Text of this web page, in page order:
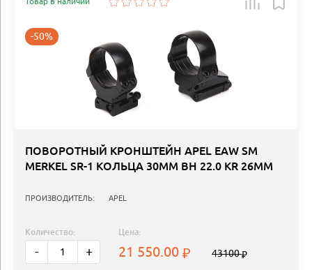
-50%
ПОВОРОТНЫЙ КРОНШТЕЙН APEL EAW SM
MERKEL SR-1 КОЛЬЦА 30MM BH 22.0 KR 26MM
ПРОИЗВОДИТЕЛЬ: APEL
Количество:
- +
Цена:
21 550.00 43100